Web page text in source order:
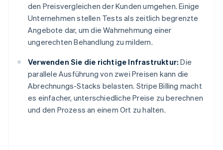
den Preisvergleichen der Kunden umgehen. Einige
Unternehmen stellen Tests als zeitlich begrenzte
Angebote dar, um die Wahrnehmung einer
ungerechten Behandlung zu mildern.
Verwenden Sie die richtige Infrastruktur: Die
parallele Ausführung von zwei Preisen kann die
Abrechnungs-Stacks belasten. Stripe Billing macht
es einfacher, unterschiedliche Preise zu berechnen
und den Prozess an einem Ort zu halten.